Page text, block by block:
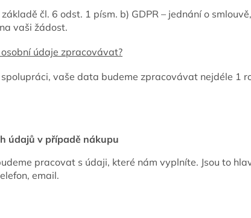
čl. 6 odst. 1 písm. b) GDPR – jednání o
vaši žádost.
údaje zpracovávat?
vaše data budeme zpracovávat nejdéle 1
údajů v případě nákupu
pracovat s údaji, které nám vyplníte. Jsou to
email.